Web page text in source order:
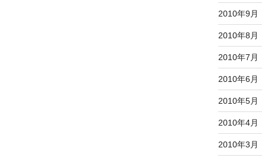
2010年9月
2010年8月
2010年7月
2010年6月
2010年5月
2010年4月
2010年3月